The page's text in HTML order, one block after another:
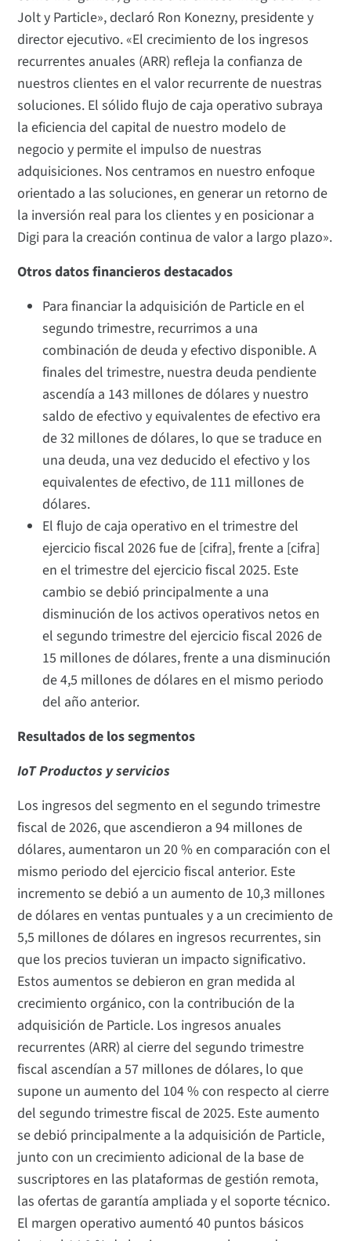
Jolt y Particle», declaró Ron Konezny, presidente y
director ejecutivo. «El crecimiento de los ingresos
recurrentes anuales (ARR) refleja la confianza de
nuestros clientes en el valor recurrente de nuestras
soluciones. El sólido flujo de caja operativo subraya
la eficiencia del capital de nuestro modelo de
negocio y permite el impulso de nuestras
adquisiciones. Nos centramos en nuestro enfoque
orientado a las soluciones, en generar un retorno de
la inversión real para los clientes y en posicionar a
Digi para la creación continua de valor a largo plazo».
Otros datos financieros destacados
Para financiar la adquisición de Particle en el
segundo trimestre, recurrimos a una
combinación de deuda y efectivo disponible. A
finales del trimestre, nuestra deuda pendiente
ascendía a 143 millones de dólares y nuestro
saldo de efectivo y equivalentes de efectivo era
de 32 millones de dólares, lo que se traduce en
una deuda, una vez deducido el efectivo y los
equivalentes de efectivo, de 111 millones de
dólares.
El flujo de caja operativo en el trimestre del
ejercicio fiscal 2026 fue de [cifra], frente a [cifra]
en el trimestre del ejercicio fiscal 2025. Este
cambio se debió principalmente a una
disminución de los activos operativos netos en
el segundo trimestre del ejercicio fiscal 2026 de
15 millones de dólares, frente a una disminución
de 4,5 millones de dólares en el mismo periodo
del año anterior.
Resultados de los segmentos
IoT Productos y servicios
Los ingresos del segmento en el segundo trimestre
fiscal de 2026, que ascendieron a 94 millones de
dólares, aumentaron un 20 % en comparación con el
mismo periodo del ejercicio fiscal anterior. Este
incremento se debió a un aumento de 10,3 millones
de dólares en ventas puntuales y a un crecimiento de
5,5 millones de dólares en ingresos recurrentes, sin
que los precios tuvieran un impacto significativo.
Estos aumentos se debieron en gran medida al
crecimiento orgánico, con la contribución de la
adquisición de Particle. Los ingresos anuales
recurrentes (ARR) al cierre del segundo trimestre
fiscal ascendían a 57 millones de dólares, lo que
supone un aumento del 104 % con respecto al cierre
del segundo trimestre fiscal de 2025. Este aumento
se debió principalmente a la adquisición de Particle,
junto con un crecimiento adicional de la base de
suscriptores en las plataformas de gestión remota,
las ofertas de garantía ampliada y el soporte técnico.
El margen operativo aumentó 40 puntos básicos